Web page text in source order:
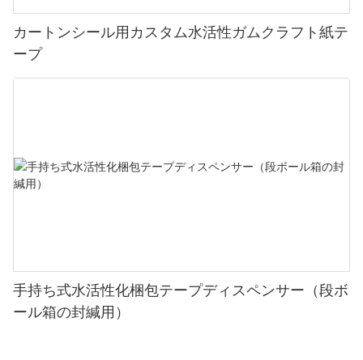
カートンシール用カスタム水活性ガムクラフト紙テ
ープ
手持ち式水活性化梱包テープディスペンサー（段ボ
ール箱の封緘用）